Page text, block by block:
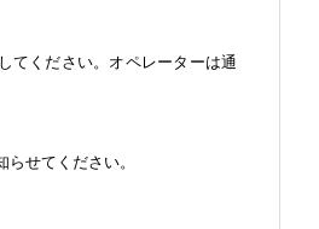
てください。オペレーターは通
せてください。